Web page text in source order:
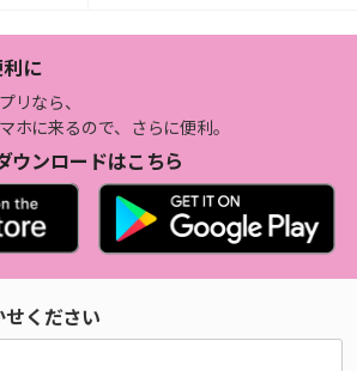
に
リなら、
ホに来るので、さらに便利。
ウンロードはこちら
ください